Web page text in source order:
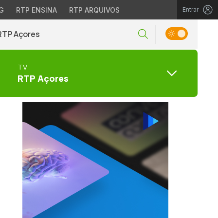
RTP ENSINA RTP ARQUIVOS Entrar
Açores
TV
RTP Açores